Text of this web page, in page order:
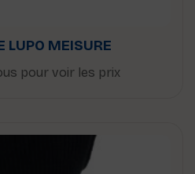
LUPO MEISURE
pour voir les prix